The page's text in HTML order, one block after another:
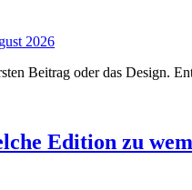
2026
Beitrag oder das Design.
Edition zu